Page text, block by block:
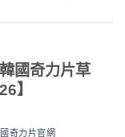
國奇力片草
】
奇力片官網